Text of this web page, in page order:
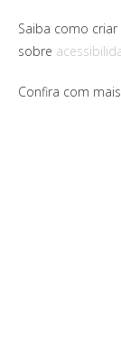
Saiba como
sobre
Confira com